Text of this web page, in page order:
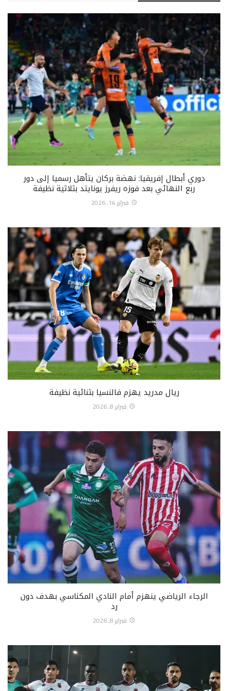
دوري أبطال إفريقيا: نهضة بركان يتأهل رسميا إلى دور
ربع النهائي بعد فوزه ريفرز يونايتد بثلاثية نظيفة
فبراير 14, 2026
ريال مدريد يهزم فالنسيا بثنائية نظيفة
فبراير 8, 2026
الرجاء الرياضي ينهزم أمام النادي المكناسي بهدف دون
رد
فبراير 8, 2026